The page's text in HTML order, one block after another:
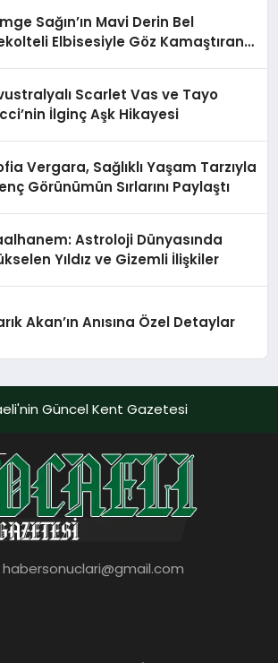
Sağın’ın Mavi Derin Bel
Elbisesiyle Göz Kamaştıran
Scarlet Vas ve Tayo
İlginç Aşk Hikayesi
Vergara, Sağlıklı Yaşam Tarzıyla
Görünümün Sırlarını Paylaştı
Astroloji Dünyasında
Yıldız ve Gizemli İlişkiler
Akan’ın Anısına Özel Detaylar
Güncel Kent Gazetesi
habersonuclari@gmail.com